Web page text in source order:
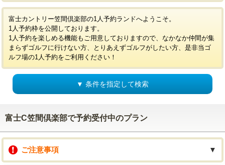
富士カントリー笠間倶楽部の1人予約ランドへようこそ。
1人予約枠を公開しております。
1人予約を楽しめる機能もご用意しておりますので、なかなか仲間が集
まらずゴルフに行けない方、とりあえずゴルフがしたい方、是非当ゴ
ルフ場の1人予約をご利用ください！
▼ 条件を指定して検索
富士C笠間倶楽部で予約受付中のプラン
ご注意事項 ▼